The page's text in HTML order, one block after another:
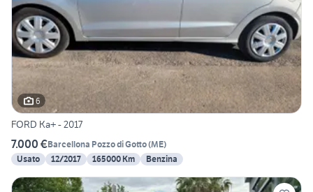
6
FORD Ka+ - 2017
7.000 €Barcellona Pozzo di Gotto(ME)
Usato
12/2017 165000 Km Benzina